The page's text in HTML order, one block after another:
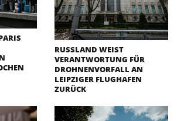
RUSSLAND WEIST
VERANTWORTUNG FÜR
DROHNENVORFALL AN
LEIPZIGER FLUGHAFEN
ZURÜCK